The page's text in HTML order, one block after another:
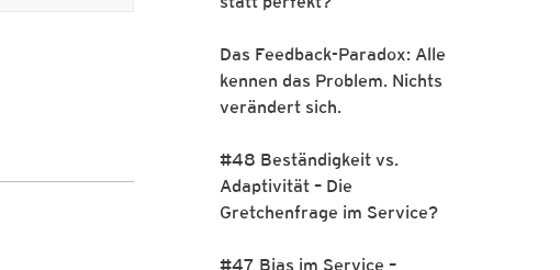
Das Feedback-Paradox: Alle
kennen das Problem. Nichts
verändert sich.
#48 Beständigkeit vs.
Adaptivität – Die
Gretchenfrage im Service?
#47 Bias im Service –